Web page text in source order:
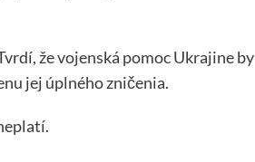
že vojenská pomoc Ukrajine by
jej úplného zničenia.